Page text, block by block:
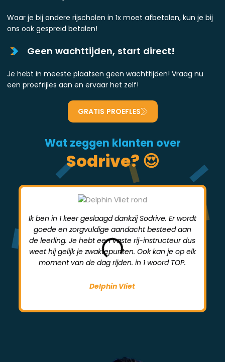
Waar je bij andere rijscholen in 1x moet afbetalen, kun je bij
ons ook gespreid betalen!
Geen wachttijden, start direct!
Je hebt in meeste plaatsen geen wachttijden! Vraag nu
een proefrijles aan en ervaar het zelf!
GRATIS PROEFLES
Wat zeggen klanten over
Sodrive? 😍
Ik ben in 1 keer geslaagd dankzij Sodrive. Er wordt
goede en zorgvuldige aandacht besteed aan
de leerling. Je hebt een vaste rij-instructeur dus
weet hij gelijk je zwaktepunten. Ook kan je op elk
moment van de dag rijden. in 1 woord TOP.
Delphin Vliet